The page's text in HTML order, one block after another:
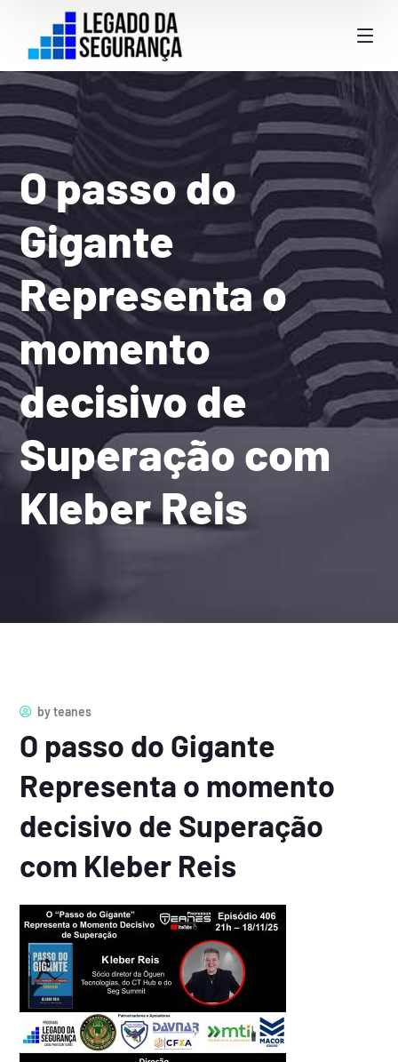
O passo do
Gigante
Representa o
momento
decisivo de
Superação com
Kleber Reis
byteanes
O passo do Gigante
Representa o momento
decisivo de Superação
com Kleber Reis